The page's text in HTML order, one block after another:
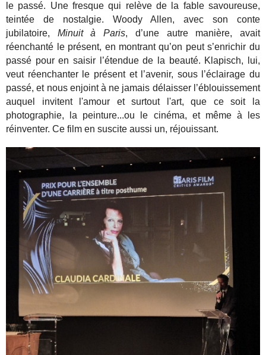
le passé. Une fresque qui relève de la fable savoureuse,
teintée de nostalgie. Woody Allen, avec son conte
jubilatoire, Minuit à Paris, d’une autre manière, avait
réenchanté le présent, en montrant qu’on peut s’enrichir du
passé pour en saisir l’étendue de la beauté. Klapisch, lui,
veut réenchanter le présent et l’avenir, sous l’éclairage du
passé, et nous enjoint à ne jamais délaisser l’éblouissement
auquel invitent l'amour et surtout l'art, que ce soit la
photographie, la peinture...ou le cinéma, et même à les
réinventer. Ce film en suscite aussi un, réjouissant.